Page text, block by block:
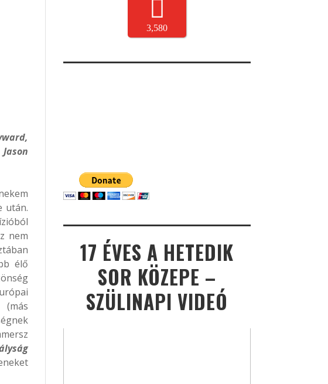
után.
nem
élő
3,580
17 ÉVES A HETEDIK
SOR KÖZEPE –
SZÜLINAPI VIDEÓ